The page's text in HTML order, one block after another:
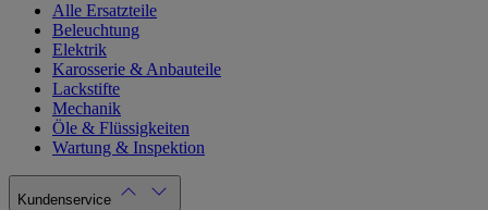
Alle Ersatzteile
Beleuchtung
Elektrik
Karosserie & Anbauteile
Lackstifte
Mechanik
Öle & Flüssigkeiten
Wartung & Inspektion
Kundenservice